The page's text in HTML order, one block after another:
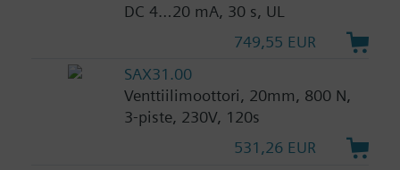
DC 4…20 mA, 30 s, UL
749,55 EUR
SAX31.00
Venttiilimoottori, 20mm, 800 N,
3-piste, 230V, 120s
531,26 EUR